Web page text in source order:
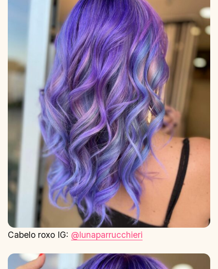
Cabelo roxo IG: @lunaparrucchieri